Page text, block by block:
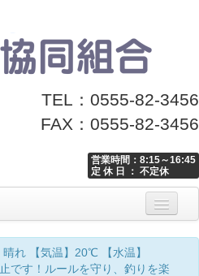
TEL：0555-82-3456
FAX：0555-82-3456
営業時間：8:15～16:45
定 休 日 ： 不定休
れ 【気温】20℃ 【水温】
です！ルールを守り、釣りを楽